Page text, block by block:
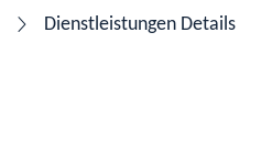
Dienstleistungen Details